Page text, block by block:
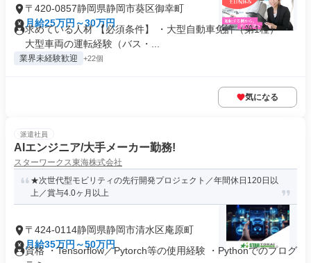
〒420-0857静岡県静岡市葵区御幸町
月給25万円～30万円
求めている人材 【必須条件】 ・大型自動車免許（第1種） ・
大型車両の運転経験（バス・...
業界未経験歓迎 +22個
気になる
派遣社員
AIエンジニア/大手メーカー勤務!
スターワークス東海株式会社
★次世代型モビリティの先行開発プロジェクト／年間休日120日以
上／賞与4.0ヶ月以上
〒424-0114静岡県静岡市清水区庵原町
月給35万円～50万円
資格 ・Tensorflow／Pytorch等の使用経験 ・Pythonでのプログ